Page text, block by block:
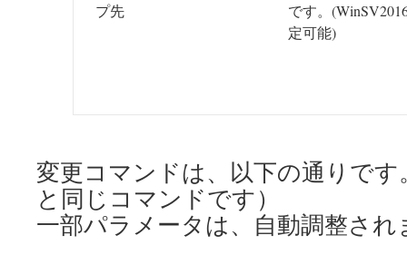
プ先
です。
定可能)
変更コマンドは、以下の通りです
と同じコマンドです）
一部パラメータは、自動調整され